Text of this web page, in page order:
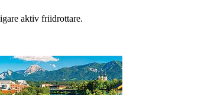
aktiv friidrottare.